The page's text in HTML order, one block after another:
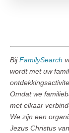
BijFamilySearch
wordt met uw
Omdat we
met elkaar
We zijn een
Jezus Christus